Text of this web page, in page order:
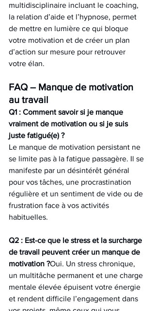
multidisciplinaire incluant le coaching,
la relation d’aide et l’hypnose, permet
de mettre en lumière ce qui bloque
votre motivation et de créer un plan
d’action sur mesure pour retrouver
votre élan.
FAQ – Manque de motivation
au travail
Q1 : Comment savoir si je manque
vraiment de motivation ou si je suis
juste fatigué(e) ?
Le manque de motivation persistant ne
se limite pas à la fatigue passagère. Il se
manifeste par un désintérêt général
pour vos tâches, une procrastination
régulière et un sentiment de vide ou de
frustration face à vos activités
habituelles.
Q2 : Est-ce que le stress et la surcharge
de travail peuvent créer un manque de
motivation ?Oui. Un stress chronique,
un multitâche permanent et une charge
mentale élevée épuisent votre énergie
et rendent difficile l’engagement dans